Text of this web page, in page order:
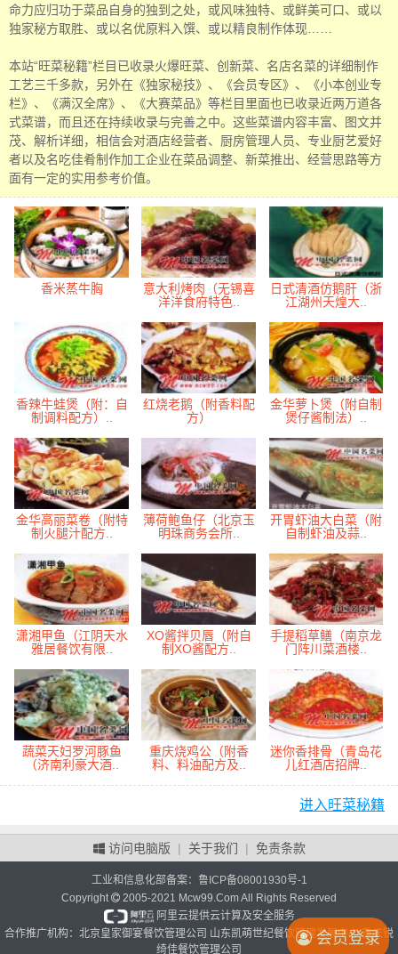
命力应归功于菜品自身的独到之处，或风味独特、或鲜美可口、或以
独家秘方取胜、或以名优原料入馔、或以精良制作体现……
本站“旺菜秘籍”栏目已收录火爆旺菜、创新菜、名店名菜的详细制作
工艺三千多款，另外在《独家秘技》、《会员专区》、《小本创业专
栏》、《满汉全席》、《大赛菜品》等栏目里面也已收录近两万道各
式菜谱，而且还在持续收录与完善之中。这些菜谱内容丰富、图文并
茂、解析详细，相信会对酒店经营者、厨房管理人员、专业厨艺爱好
者以及名吃佳肴制作加工企业在菜品调整、新菜推出、经营思路等方
面有一定的实用参考价值。
香米蒸牛胸
意大利烤肉（无锡喜
洋洋食府特色..
日式清酒仿鹅肝（浙
江湖州天煌大..
香辣牛蛙煲（附：自
制调料配方）..
红烧老鹅（附香料配
方）
金华萝卜煲（附自制
煲仔酱制法）..
金华高丽菜卷（附特
制火腿汁配方..
薄荷鲍鱼仔（北京玉
明珠商务会所..
开胃虾油大白菜（附
自制虾油及蒜..
潇湘甲鱼（江阴天水
雅居餐饮有限..
XO酱拌贝唇（附自
制XO酱配方..
手提稻草鳝（南京龙
门阵川菜酒楼..
蔬菜天妇罗河豚鱼
（济南利豪大酒..
重庆烧鸡公（附香
料、料油配方及..
迷你香排骨（青岛花
儿红酒店招牌..
进入旺菜秘籍
访问电脑版 | 关于我们 | 免责条款
工业和信息化部备案： 鲁ICP备08001930号-1
Copyright
2005-2021 Mcw99.Com All Rights Reserved
阿里云提供云计算及安全服务
合作推广机构：北京皇家御宴餐饮管理公司 山东凯萌世纪餐饮管理发展中心 重庆锐
绮佳餐饮管理公司
会员登录